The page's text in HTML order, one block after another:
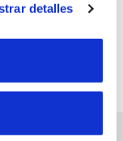
funcione y que
consultar
Cookies
detalles